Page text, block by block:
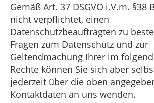
Gemäß Art. 37 DSGVO i.V.m. §38
nicht verpflichtet, einen
Datenschutzbeauftragten zu
Fragen zum Datenschutz und zur
Geltendmachung Ihrer im
Rechte können Sie sich aber
jederzeit über die oben
Kontaktdaten an uns wenden.